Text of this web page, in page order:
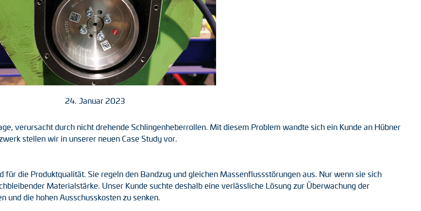
24. Januar 2023
verursacht durch nicht drehende Schlingenheberrollen. Mit diesem Problem wandte sich ein Kunde an Hübner
stellen wir in unserer neuen Case Study vor.
die Produktqualität. Sie regeln den Bandzug und gleichen Massenflussstörungen aus. Nur wenn sie sich
Materialstärke. Unser Kunde suchte deshalb eine verlässliche Lösung zur Überwachung der
und die hohen Ausschusskosten zu senken.